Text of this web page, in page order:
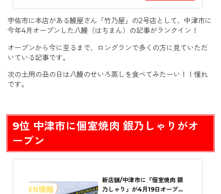
宇佐市に本店がある鰻屋さん「竹乃屋」の2号店として、中津市に
今年4月オープンした八鰻（はちまん）の記事がランクイン！
オープンから今に至るまで、ロングランで多くの方に見ていただ
いている記事です。
次の土用の丑の日は八鰻のせいろ蒸しを食べてみたーい！！憧れ
です。
9位 中津市に個室焼肉 銀乃しゃりがオ
ープン
新店舗/中津市に『個室焼肉 銀
乃しゃり』が4月19日オープン